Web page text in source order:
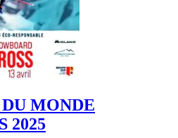
MONDE
2025